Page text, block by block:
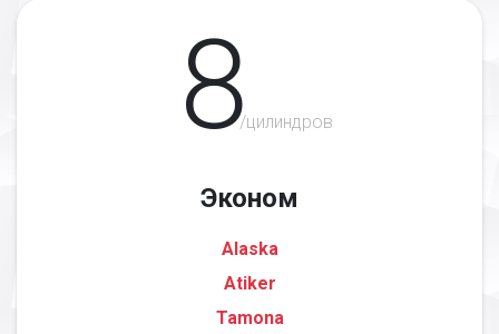
8/цилиндров
Эконом
Alaska
Atiker
Tamona